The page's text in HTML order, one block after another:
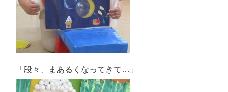
「段々、まあるくなってきて…」